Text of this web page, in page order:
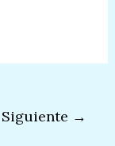
Siguiente →